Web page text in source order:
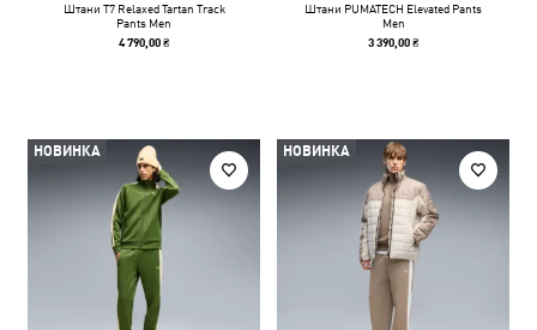
Штани T7 Relaxed Tartan Track
Pants Men
4 790,00 ₴
Штани PUMATECH Elevated Pants
Men
3 390,00 ₴
НОВИНКА НОВИНКА